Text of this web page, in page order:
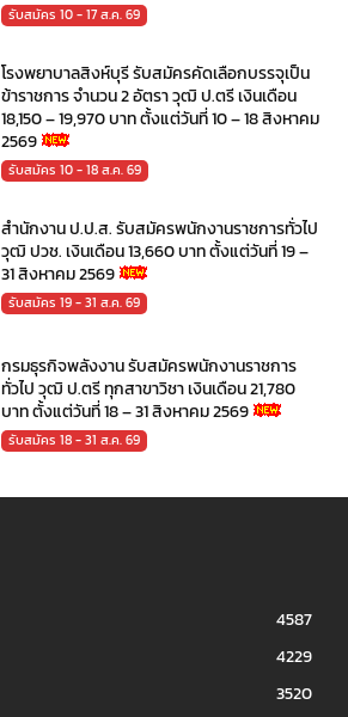
รับสมัคร 10 - 17 ส.ค. 69
โรงพยาบาลสิงห์บุรี รับสมัครคัดเลือกบรรจุเป็น
ข้าราชการ จำนวน 2 อัตรา วุฒิ ป.ตรี เงินเดือน
18,150 – 19,970 บาท ตั้งแต่วันที่ 10 – 18 สิงหาคม
2569
รับสมัคร 10 - 18 ส.ค. 69
สำนักงาน ป.ป.ส. รับสมัครพนักงานราชการทั่วไป
วุฒิ ปวช. เงินเดือน 13,660 บาท ตั้งแต่วันที่ 19 –
31 สิงหาคม 2569
รับสมัคร 19 - 31 ส.ค. 69
กรมธุรกิจพลังงาน รับสมัครพนักงานราชการ
ทั่วไป วุฒิ ป.ตรี ทุกสาขาวิชา เงินเดือน 21,780
บาท ตั้งแต่วันที่ 18 – 31 สิงหาคม 2569
รับสมัคร 18 - 31 ส.ค. 69
4587
4229
3520